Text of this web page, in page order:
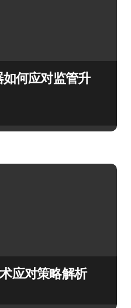
何应对监管升
应对策略解析